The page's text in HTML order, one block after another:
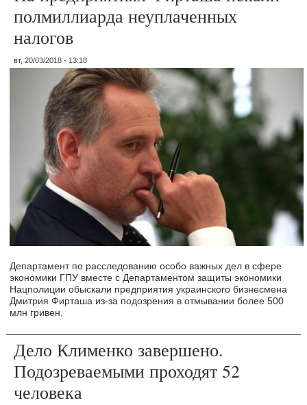
полмиллиарда неуплаченных
налогов
вт, 20/03/2018 - 13:18
Департамент по расследованию особо важных дел в сфере
экономики ГПУ вместе с Департаментом защиты экономики
Нацполиции обыскали предприятия украинского бизнесмена
Дмитрия Фирташа из-за подозрения в отмывании более 500
млн гривен.
Дело Клименко завершено.
Подозреваемыми проходят 52
человека